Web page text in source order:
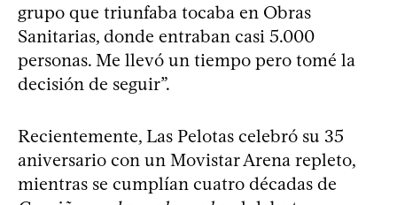
grupo que triunfaba tocaba en Obras
Sanitarias, donde entraban casi 5.000
personas. Me llevó un tiempo pero tomé la
decisión de seguir”.
Recientemente, Las Pelotas celebró su 35
aniversario con un Movistar Arena repleto,
mientras se cumplían cuatro décadas de